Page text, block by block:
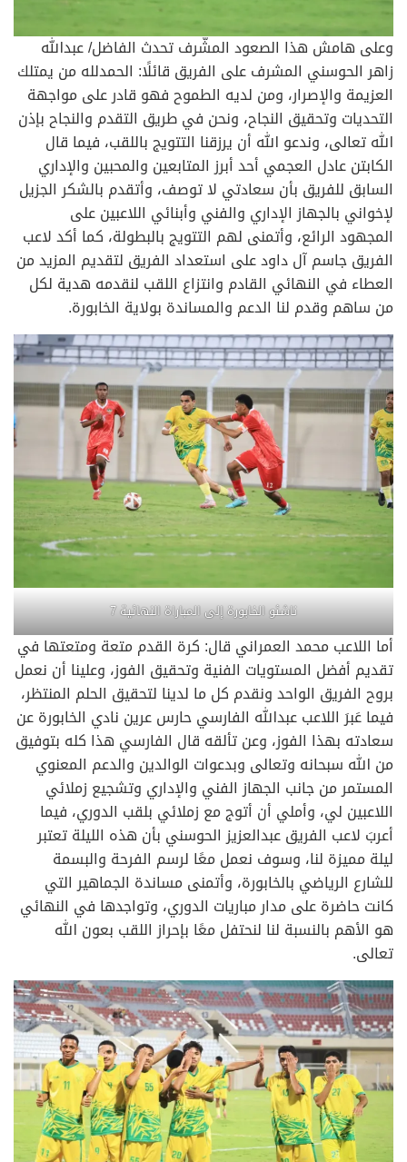
وعلى هامش هذا الصعود المشَّرف تحدث الفاضل/ عبدالله
زاهر الحوسني المشرف على الفريق قائلًا: الحمدلله من يمتلك
العزيمة والإصرار، ومن لديه الطموح فهو قادر على مواجهة
التحديات وتحقيق النجاح، ونحن في طريق التقدم والنجاح بإذن
الله تعالى، وندعو الله أن يرزقنا التتويج باللقب، فيما قال
الكابتن عادل العجمي أحد أبرز المتابعين والمحبين والإداري
السابق للفريق بأن سعادتي لا توصف، وأتقدم بالشكر الجزيل
لإخواني بالجهاز الإداري والفني وأبنائي اللاعبين على
المجهود الرائع، وأتمنى لهم التتويج بالبطولة، كما أكد لاعب
الفريق جاسم آل داود على استعداد الفريق لتقديم المزيد من
العطاء في النهائي القادم وانتزاع اللقب لنقدمه هدية لكل
من ساهم وقدم لنا الدعم والمساندة بولاية الخابورة.
ناشئو الخابورة إلى المباراة النهائية 7
أما اللاعب محمد العمراني قال: كرة القدم متعة ومتعتها في
تقديم أفضل المستويات الفنية وتحقيق الفوز، وعلينا أن نعمل
بروح الفريق الواحد ونقدم كل ما لدينا لتحقيق الحلم المنتظر،
فيما عَبرَ اللاعب عبدالله الفارسي حارس عرين نادي الخابورة عن
سعادته بهذا الفوز، وعن تألقه قال الفارسي هذا كله بتوفيق
من الله سبحانه وتعالى وبدعوات الوالدين والدعم المعنوي
المستمر من جانب الجهاز الفني والإداري وتشجيع زملائي
اللاعبين لي، وأملي أن أتوج مع زملائي بلقب الدوري، فيما
أعربَ لاعب الفريق عبدالعزيز الحوسني بأن هذه الليلة تعتبر
ليلة مميزة لنا، وسوف نعمل معًا لرسم الفرحة والبسمة
للشارع الرياضي بالخابورة، وأتمنى مساندة الجماهير التي
كانت حاضرة على مدار مباريات الدوري، وتواجدها في النهائي
هو الأهم بالنسبة لنا لنحتفل معًا بإحراز اللقب بعون الله
تعالى.